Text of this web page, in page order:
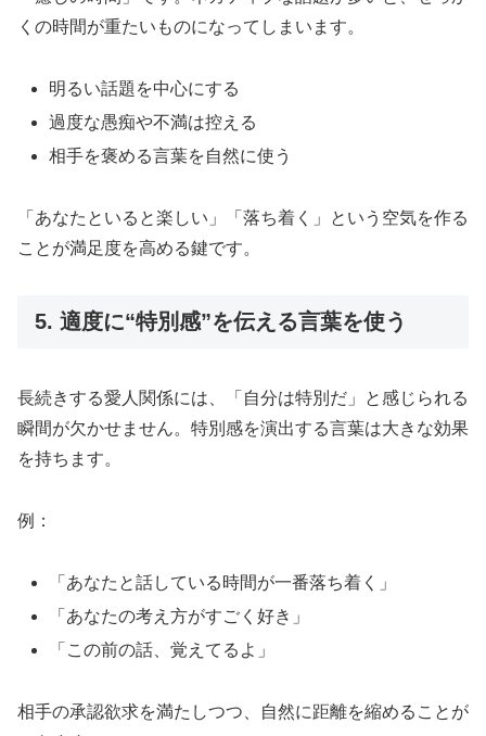
くの時間が重たいものになってしまいます。
明るい話題を中心にする
過度な愚痴や不満は控える
相手を褒める言葉を自然に使う
「あなたといると楽しい」「落ち着く」という空気を作る
ことが満足度を高める鍵です。
5. 適度に“特別感”を伝える言葉を使う
長続きする愛人関係には、「自分は特別だ」と感じられる
瞬間が欠かせません。特別感を演出する言葉は大きな効果
を持ちます。
例：
「あなたと話している時間が一番落ち着く」
「あなたの考え方がすごく好き」
「この前の話、覚えてるよ」
相手の承認欲求を満たしつつ、自然に距離を縮めることが